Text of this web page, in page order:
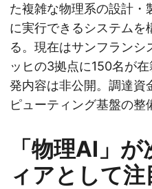
た複雑な物理系の設計・
に実行できるシステムを
る。現在はサンフランシ
ッヒの3拠点に150名が
発内容は非公開。調達資
ピューティング基盤の整
「物理AI」
ィアとして